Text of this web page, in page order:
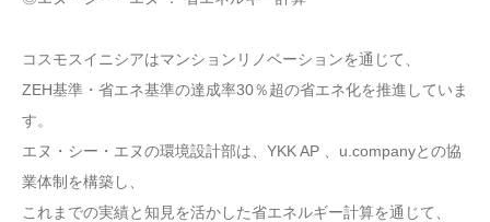
コスモスイニシアはマンションリノベーションを通じて、
ZEH基準・省エネ基準の達成率30％超の省エネ化を推進していま
す。
エヌ・シー・エヌの環境設計部は、YKK AP 、u.companyとの協
業体制を構築し、
これまでの実績と知見を活かした省エネルギー計算を通じて、